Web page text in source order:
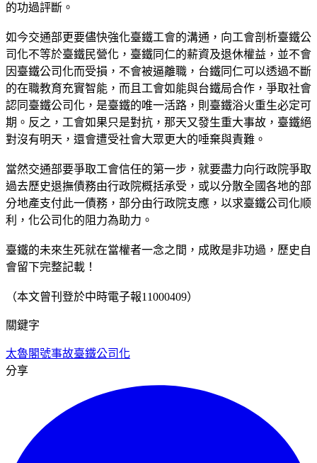
的功過評斷。
如今交通部更要儘快強化臺鐵工會的溝通，向工會剖析臺鐵公
司化不等於臺鐵民營化，臺鐵同仁的薪資及退休權益，並不會
因臺鐵公司化而受損，不會被逼離職，台鐵同仁可以透過不斷
的在職教育充實智能，而且工會如能與台鐵局合作，爭取社會
認同臺鐵公司化，是臺鐵的唯一活路，則臺鐵浴火重生必定可
期。反之，工會如果只是對抗，那天又發生重大事故，臺鐵絕
對沒有明天，還會遭受社會大眾更大的唾棄與責難。
當然交通部要爭取工會信任的第一步，就要盡力向行政院爭取
過去歷史退撫債務由行政院概括承受，或以分散全國各地的部
分地產支付此一債務，部分由行政院支應，以求臺鐵公司化顺
利，化公司化的阻力為助力。
臺鐵的未來生死就在當權者一念之間，成敗是非功過，歷史自
會留下完整記載！
（本文曾刊登於中時電子報11000409）
關鍵字
太魯閣號事故臺鐵公司化
分享